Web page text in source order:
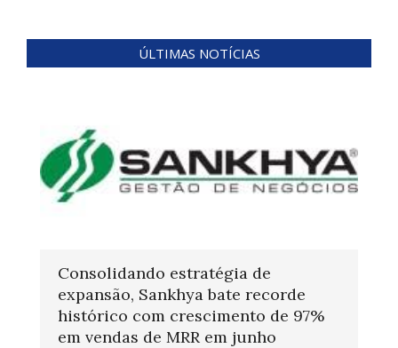
ÚLTIMAS NOTÍCIAS
Consolidando estratégia de
expansão, Sankhya bate recorde
histórico com crescimento de 97%
em vendas de MRR em junho